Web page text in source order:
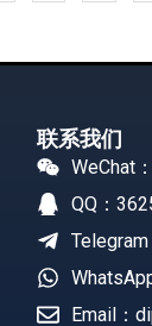
联系我们
WeChat
QQ：
Email：